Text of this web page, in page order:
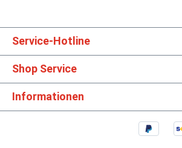
Service-Hotline
Shop Service
Informationen